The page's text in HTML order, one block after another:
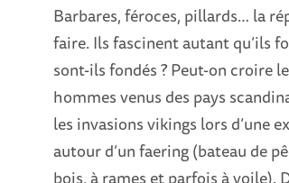
Barbares, féroces, pillards… la
faire. Ils fascinent autant qu’ils
sont-ils fondés ? Peut-on croire
hommes venus des pays
les invasions vikings lors d’une
autour d’un faering (bateau de
bois, à rames et parfois à voile).